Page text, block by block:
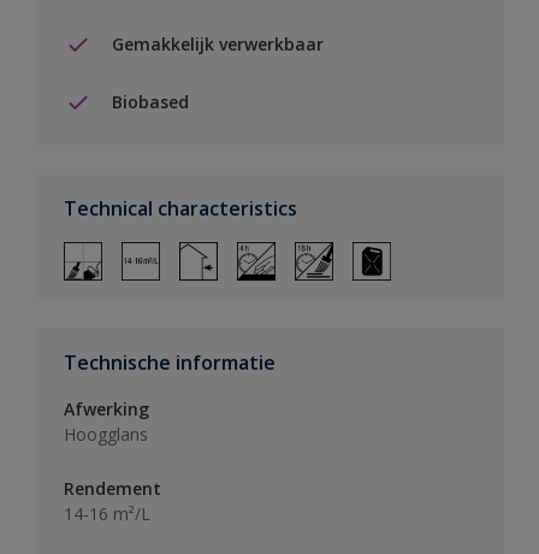
Gemakkelijk verwerkbaar
Biobased
Technical characteristics
Technische informatie
Afwerking
Hoogglans
Rendement
14-16 m²/L